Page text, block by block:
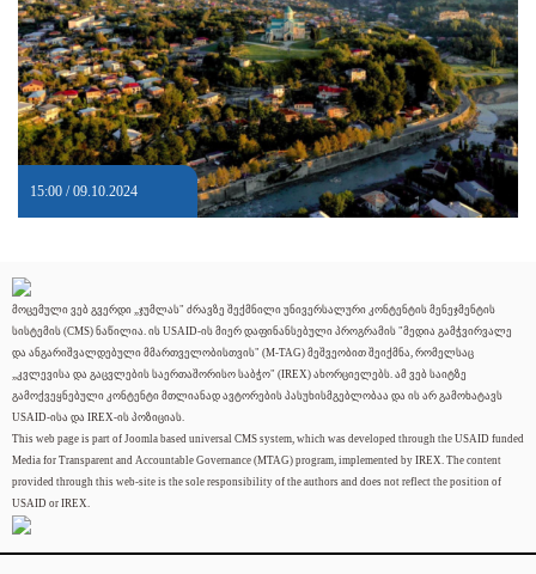
15:00 / 09.10.2024
მოცემული ვებ გვერდი „ჯუმლას" ძრავზე შექმნილი უნივერსალური კონტენტის მენეჯმენტის
სისტემის (CMS) ნაწილია. ის USAID-ის მიერ დაფინანსებული პროგრამის "მედია გამჭვირვალე
და ანგარიშვალდებული მმართველობისთვის" (M-TAG) მეშვეობით შეიქმნა, რომელსაც
„კვლევისა და გაცვლების საერთაშორისო საბჭო" (IREX) ახორციელებს. ამ ვებ საიტზე
გამოქვეყნებული კონტენტი მთლიანად ავტორების პასუხისმგებლობაა და ის არ გამოხატავს
USAID-ისა და IREX-ის პოზიციას.
This web page is part of Joomla based universal CMS system, which was developed through the USAID funded
Media for Transparent and Accountable Governance (MTAG) program, implemented by IREX. The content
provided through this web-site is the sole responsibility of the authors and does not reflect the position of
USAID or IREX.